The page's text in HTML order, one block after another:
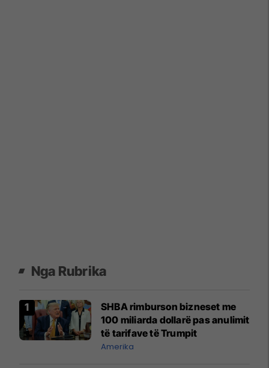
Nga Rubrika
SHBA rimburson bizneset me
100 miliarda dollarë pas anulimit
të tarifave të Trumpit
Amerika